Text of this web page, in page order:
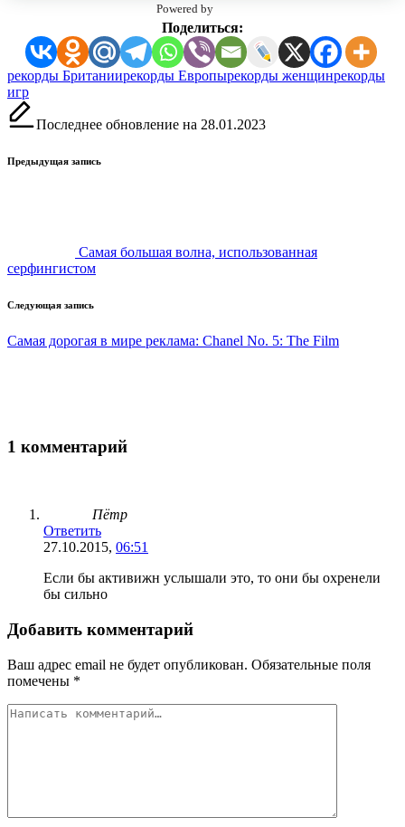
Powered by
Поделиться:
Метки:
рекорды Британиирекорды Европырекорды женщинрекорды
игр
Последнее обновление на 28.01.2023
Навигация
Предыдущая запись
Самая большая волна, использованная
серфингистом
Следующая запись
Самая дорогая в мире реклама: Chanel No. 5: The Film
1 комментарий
Пётр
Ответить
27.10.2015, 06:51
Если бы активижн услышали это, то они бы охренели
бы сильно
Добавить комментарий
Ваш адрес email не будет опубликован. Обязательные поля
помечены *